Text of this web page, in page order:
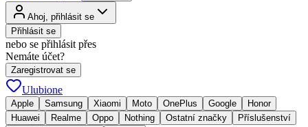
Ahoj, přihlásit se
Přihlásit se
nebo se přihlásit přes
Nemáte účet?
Zaregistrovat se
Ulubione
Apple Samsung Xiaomi Moto OnePlus Google
Honor
Huawei
Realme Oppo Nothing Ostatní značky
Příslušenství